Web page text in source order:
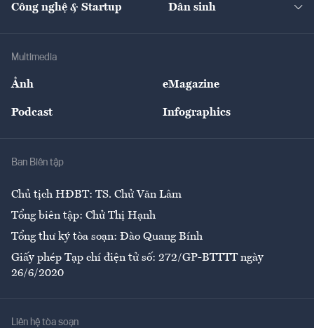
Tư vấn Nông sản
Giải trí
Công nghệ & Startup Dân sinh
Multimedia
Ảnh eMagazine
Podcast Infographics
Ban Biên tập
Chủ tịch HĐBT: TS. Chử Văn Lâm
Tổng biên tập: Chử Thị Hạnh
Tổng thư ký tòa soạn: Đào Quang Bính
Giấy phép Tạp chí điện tử số: 272/GP-BTTTT ngày
26/6/2020
Liên hệ tòa soạn